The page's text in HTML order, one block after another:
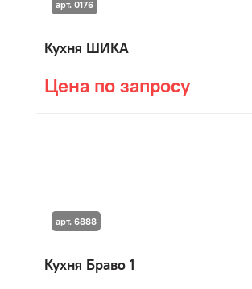
Кухня ШИКА
Цена по запросу
арт. 0176
Кухня Браво 1
арт. 6888